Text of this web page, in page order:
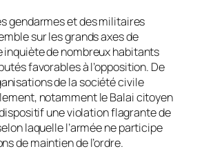
gendarmes et des militaires
sur les grands axes de
inquiète de nombreux habitants
favorables à l’opposition. De
de la société civile
notamment le Balai citoyen
une violation flagrante de
laquelle l’armée ne participe
de maintien de l’ordre.